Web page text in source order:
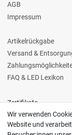
AGB
Impressum
Artikelrückgabe
Versand &
FAQ & LED Lexikon
Zertifikate
Wir verwenden
Website und